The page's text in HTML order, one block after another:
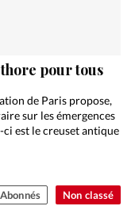
Non classé
pour tous
de Paris propose,
sur les émergences
est le creuset antique
Abonnés